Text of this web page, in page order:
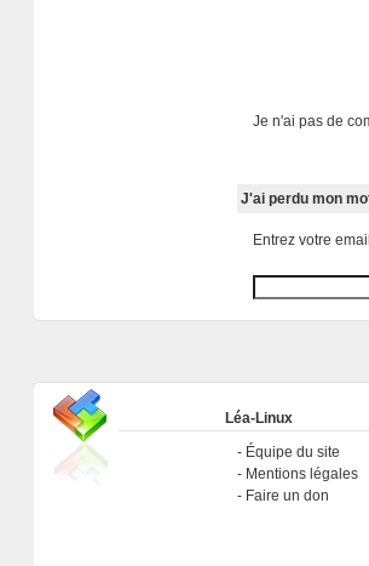
Je n'ai pas de
J'ai perdu mon
Entrez votre
Léa-Linux
Équipe du site
Mentions légales
Faire un don